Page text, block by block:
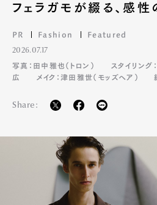
Art&Design Watch
Product
Pen Membership
Official Columnist
Contact
フェラガモが綴る、感性
PR Fashion Featured
2026.07.17
写真：田中雅也（トロン）
スタイリング
広
メイク：津田雅世（モッズヘア）
Share: